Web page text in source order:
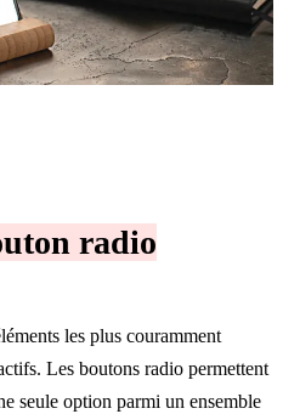
radio
les plus couramment
Les boutons radio permettent
seule option parmi un ensemble